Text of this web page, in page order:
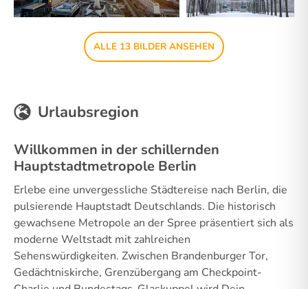
ALLE 13 BILDER ANSEHEN
Urlaubsregion
Willkommen in der schillernden
Hauptstadtmetropole Berlin
Erlebe eine unvergessliche Städtereise nach Berlin, die
pulsierende Hauptstadt Deutschlands. Die historisch
gewachsene Metropole an der Spree präsentiert sich als
moderne Weltstadt mit zahlreichen
Sehenswürdigkeiten. Zwischen Brandenburger Tor,
Gedächtniskirche, Grenzübergang am Checkpoint-